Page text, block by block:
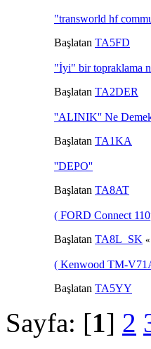
"transworld hf
Başlatan TA5FD
"İyi" bir topraklama
Başlatan TA2DER
''ALINIK'' Ne
Başlatan TA1KA
''DEPO''
Başlatan TA8AT
( FORD Connect
Başlatan TA8L_SK «
( Kenwood TM-
Başlatan TA5YY
Sayfa: [1] 2